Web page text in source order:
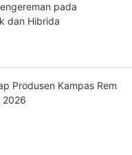
pada
dan Hibrida
Produsen Kampas Rem
2026